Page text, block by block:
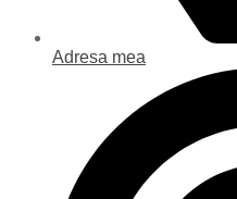
Adresa mea